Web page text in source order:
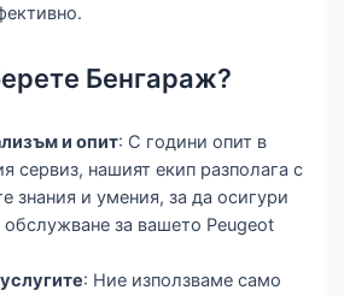
Бенгараж?
и опит: С години опит в
сервиз, нашият екип разполага с
знания и умения, за да осигури
за вашето Peugeot
: Ние използваме само